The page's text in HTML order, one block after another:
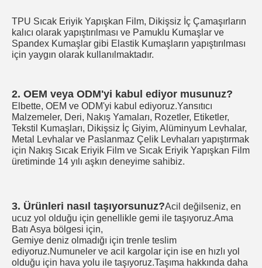
TPU Sıcak Eriyik Yapışkan Film, Dikişsiz İç Çamaşırların
kalıcı olarak yapıştırılması ve Pamuklu Kumaşlar ve
Spandex Kumaşlar gibi Elastik Kumaşların yapıştırılması
için yaygın olarak kullanılmaktadır.
2. OEM veya ODM'yi kabul ediyor musunuz?
Elbette, OEM ve ODM'yi kabul ediyoruz.Yansıtıcı
Malzemeler, Deri, Nakış Yamaları, Rozetler, Etiketler,
Tekstil Kumaşları, Dikişsiz İç Giyim, Alüminyum Levhalar,
Metal Levhalar ve Paslanmaz Çelik Levhaları yapıştırmak
için Nakış Sıcak Eriyik Film ve Sıcak Eriyik Yapışkan Film
üretiminde 14 yılı aşkın deneyime sahibiz.
3. Ürünleri nasıl taşıyorsunuz?Acil değilseniz, en
ucuz yol olduğu için genellikle gemi ile taşıyoruz.Ama
Batı Asya bölgesi için,
Gemiye deniz olmadığı için trenle teslim
ediyoruz.Numuneler ve acil kargolar için ise en hızlı yol
olduğu için hava yolu ile taşıyoruz.Taşıma hakkında daha